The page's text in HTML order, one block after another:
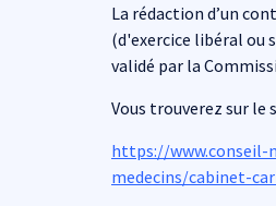
La rédaction d’un
(d'exercice libéral ou
validé par la
Vous trouverez sur le
https://www.conseil-
medecins/cabinet-